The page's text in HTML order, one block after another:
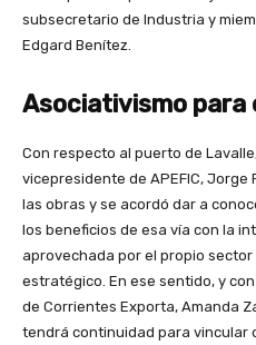
subsecretario de Industria y
Edgard Benítez.
Asociativismo
Con respecto al puerto de
vicepresidente de APEFIC, Jorge
las obras y se acordó dar a
los beneficios de esa vía con la
aprovechada por el propio
estratégico. En ese sentido, y
de Corrientes Exporta, Amanda
tendrá continuidad para vincular